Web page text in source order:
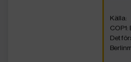
Det